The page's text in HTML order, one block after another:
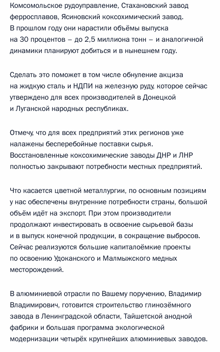
Комсомольское рудоуправление, Стахановский завод
ферросплавов, Ясиновский коксохимический завод.
В прошлом году они нарастили объёмы выпуска
на 30 процентов – до 2,5 миллиона тонн – и аналогичной
динамики планируют добиться и в нынешнем году.
Сделать это поможет в том числе обнуление акциза
на жидкую сталь и НДПИ на железную руду, которое сейчас
утверждено для всех производителей в Донецкой
и Луганской народных республиках.
Отмечу, что для всех предприятий этих регионов уже
налажены бесперебойные поставки сырья.
Восстановленные коксохимические заводы ДНР и ЛНР
полностью закрывают потребности местных предприятий.
Что касается цветной металлургии, по основным позициям
у нас обеспечены внутренние потребности страны, большой
объём идёт на экспорт. При этом производители
продолжают инвестировать в освоение сырьевой базы
и в выпуск конечной продукции, в сокращение выбросов.
Сейчас реализуются большие капиталоёмкие проекты
по освоению Удоканского и Малмыжского медных
месторождений.
В алюминиевой отрасли по Вашему поручению, Владимир
Владимирович, готовится строительство глинозёмного
завода в Ленинградской области, Тайшетской анодной
фабрики и большая программа экологической
модернизации четырёх крупнейших алюминиевых заводов.